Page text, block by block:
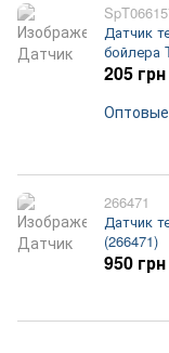
Датчик
бойлера
205 грн
266471
Датчик
(266471)
950 грн